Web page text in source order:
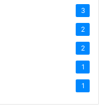
3
2
2
1
1